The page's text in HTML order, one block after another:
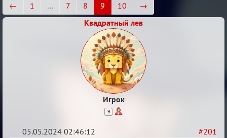
← 1 … 7 8 9 10
→
Квадратный лев
Игрок
9
#201
05.05.2024 02:46:12